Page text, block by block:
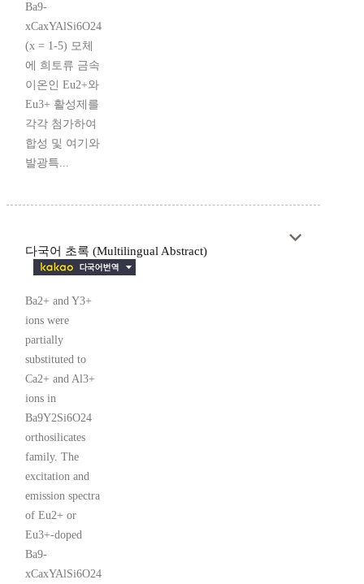
Ba9-
xCaxYAlSi6O24
(x = 1-5) 모체
에 희토류 금속
이온인 Eu2+와
Eu3+ 활성제를
각각 첨가하여
합성 및 여기와
발광특...
다국어 초록 (Multilingual Abstract)
Ba2+ and Y3+
ions were
partially
substituted to
Ca2+ and Al3+
ions in
Ba9Y2Si6O24
orthosilicates
family. The
excitation and
emission spectra
of Eu2+ or
Eu3+-doped
Ba9-
xCaxYAlSi6O24